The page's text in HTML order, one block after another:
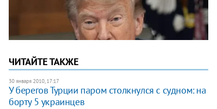
ЧИТАЙТЕ ТАКЖЕ
30 января 2010, 17:17
У берегов Турции паром столкнулся с судном: на
борту 5 украинцев